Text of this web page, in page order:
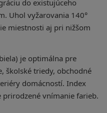
do existujúceho
Uhol vyžarovania 140°
miestnosti aj pri nižšom
je optimálna pre
školské triedy, obchodné
domácností. Index
prirodzené vnímanie farieb.